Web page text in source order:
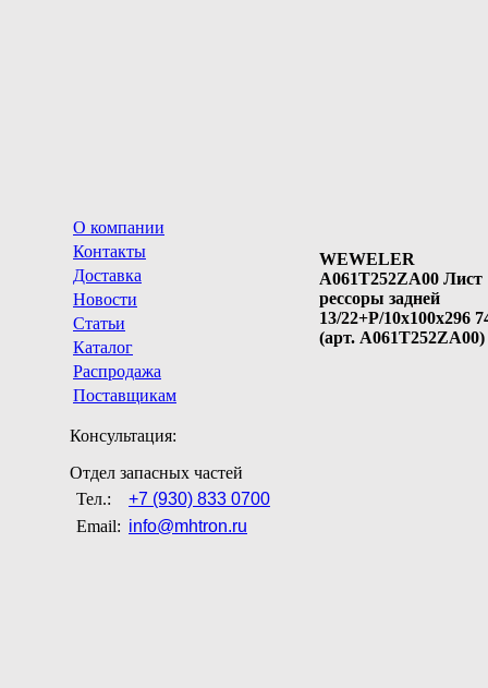
О компании
Контакты
Доставка
Новости
Статьи
Каталог
Распродажа
Поставщикам
Консультация:
Отдел запасных частей
Тел.:
+7 (930) 833 0700
Email: info@mhtron.ru
WEWELER
A061T252ZA00 Лист
рессоры задней
13/22+P/10x100x296
(арт. A061T252ZA00)